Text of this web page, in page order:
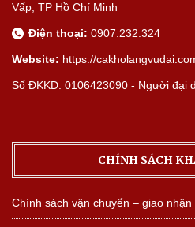
Vấp, TP Hồ Chí Minh
Điện thoại: 0907.232.324
Website: https://
Số ĐKKD: 0106423090 - Người đại
CHÍNH SÁCH
Chính sách vận chuyển – giao nhận